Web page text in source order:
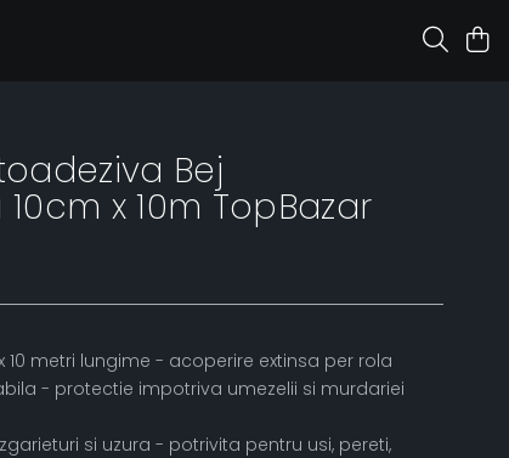
Bej
x 10m TopBazar
10 metri lungime - acoperire extinsa per rola
- protectie impotriva umezelii si murdariei
si uzura - potrivita pentru usi, pereti,